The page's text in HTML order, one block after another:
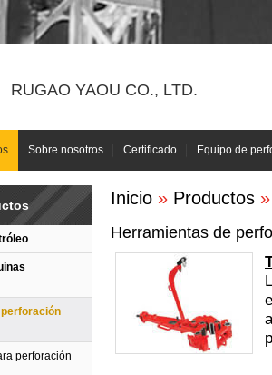
RUGAO YAOU CO., LTD.
Sobre nosotros Certificado Equipo de
perforación
Inicio » Productos
Herramientas de